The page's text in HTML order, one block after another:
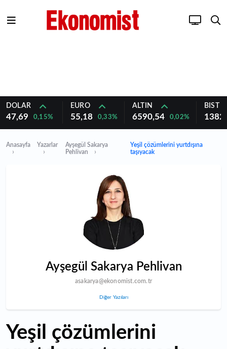
DOLAR
47,69 0,15%
EURO
55,18 0,33%
ALTIN
6590,54 0,02%
BIST
Anasayfa Yazarlar
Ayşegül Sakarya
Pehlivan
Yeşil çözümlerini yurtdışına
taşıyacak
Ayşegül Sakarya Pehlivan
asakarya@ekonomist.com.tr
Diğer Yazıları
Yeşil çözümlerini